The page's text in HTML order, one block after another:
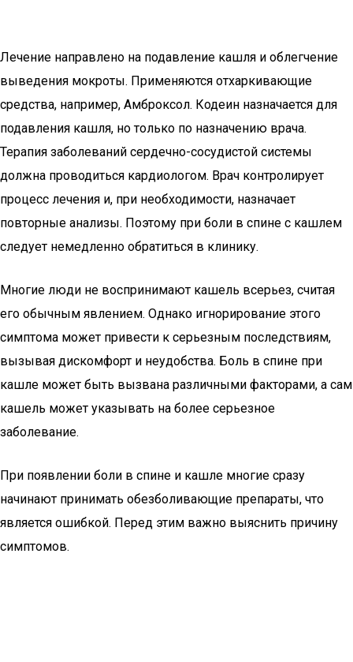
Лечение направлено на подавление кашля и облегчение
выведения мокроты. Применяются отхаркивающие
средства, например, Амброксол. Кодеин назначается для
подавления кашля, но только по назначению врача.
Терапия заболеваний сердечно-сосудистой системы
должна проводиться кардиологом. Врач контролирует
процесс лечения и, при необходимости, назначает
повторные анализы. Поэтому при боли в спине с кашлем
следует немедленно обратиться в клинику.
Многие люди не воспринимают кашель всерьез, считая
его обычным явлением. Однако игнорирование этого
симптома может привести к серьезным последствиям,
вызывая дискомфорт и неудобства. Боль в спине при
кашле может быть вызвана различными факторами, а сам
кашель может указывать на более серьезное
заболевание.
При появлении боли в спине и кашле многие сразу
начинают принимать обезболивающие препараты, что
является ошибкой. Перед этим важно выяснить причину
симптомов.